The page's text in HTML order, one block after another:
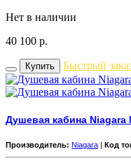
Нет в наличии
40 100 р.
Купить Быстрый
Душевая кабина Niagara
Производитель: Niagara Код